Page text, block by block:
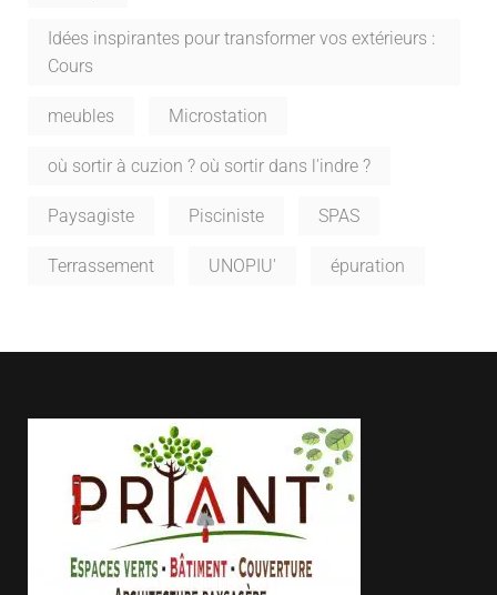
Idées inspirantes pour transformer vos extérieurs :
Cours
meubles Microstation
où sortir à cuzion ? où sortir dans l'indre ?
Paysagiste Pisciniste SPAS
Terrassement UNOPIU' épuration